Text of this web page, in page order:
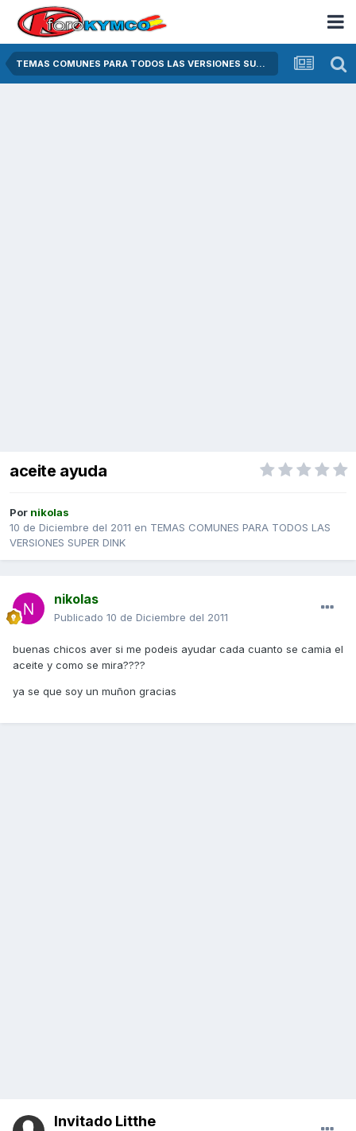
TEMAS COMUNES PARA TODOS LAS VERSIONES SUPER DINK
aceite ayuda
Por nikolas
10 de Diciembre del 2011 en TEMAS COMUNES PARA TODOS LAS
VERSIONES SUPER DINK
nikolas
Publicado 10 de Diciembre del 2011
buenas chicos aver si me podeis ayudar cada cuanto se camia el
aceite y como se mira????
ya se que soy un muñon gracias
Invitado Litthe